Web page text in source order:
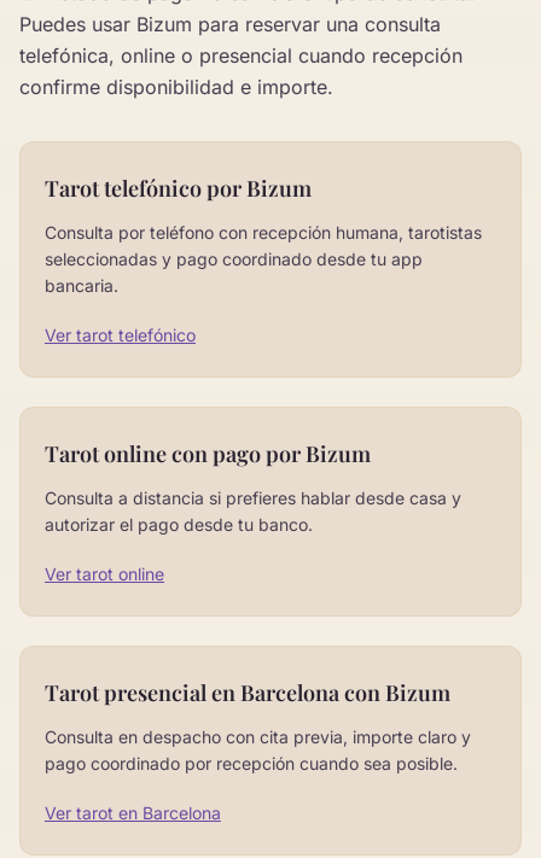
Puedes usar Bizum para reservar una consulta
telefónica, online o presencial cuando recepción
confirme disponibilidad e importe.
Tarot telefónico por Bizum
Consulta por teléfono con recepción humana, tarotistas
seleccionadas y pago coordinado desde tu app
bancaria.
Ver tarot telefónico
Tarot online con pago por Bizum
Consulta a distancia si prefieres hablar desde casa y
autorizar el pago desde tu banco.
Ver tarot online
Tarot presencial en Barcelona con Bizum
Consulta en despacho con cita previa, importe claro y
pago coordinado por recepción cuando sea posible.
Ver tarot en Barcelona